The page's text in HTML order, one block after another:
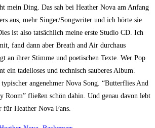
mein Ding. Das sah bei Heather Nova am Anfang
aus, mehr Singer/Songwriter und ich hörte sie
ist also tatsächlich meine erste Studio CD. Ich
fand dann aber Breath and Air durchaus
an ihrer Stimme und poetischen Texte. Wer Pop
ein tadelloses und technisch sauberes Album.
angenehmer Nova Song. “Butterflies And
Room” fließen schön dahin. Und genau davon lebt
für Heather Nova Fans.